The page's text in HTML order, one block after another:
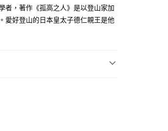
需立刻繳費，但若您需要取消訂單，請聯
取消之訂單仍視為有效，需透過AFTEE
後付 」之結帳頁面顯示為準，若有關於
司。
上)免運費
者，著作《孤高之人》是以登山家加
愛好登山的日本皇太子德仁親王是他